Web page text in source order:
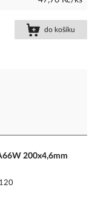
do košíku
200x4,6mm